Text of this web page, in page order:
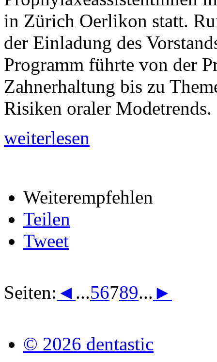
in Zürich Oerlikon statt.
der Einladung des
Programm führte von der
Zahnerhaltung bis zu
Risiken oraler Modetrends.
weiterlesen
Weiterempfehlen
Teilen
Tweet
Seiten: ◄ ...56789... ►
© 2026 dentastic